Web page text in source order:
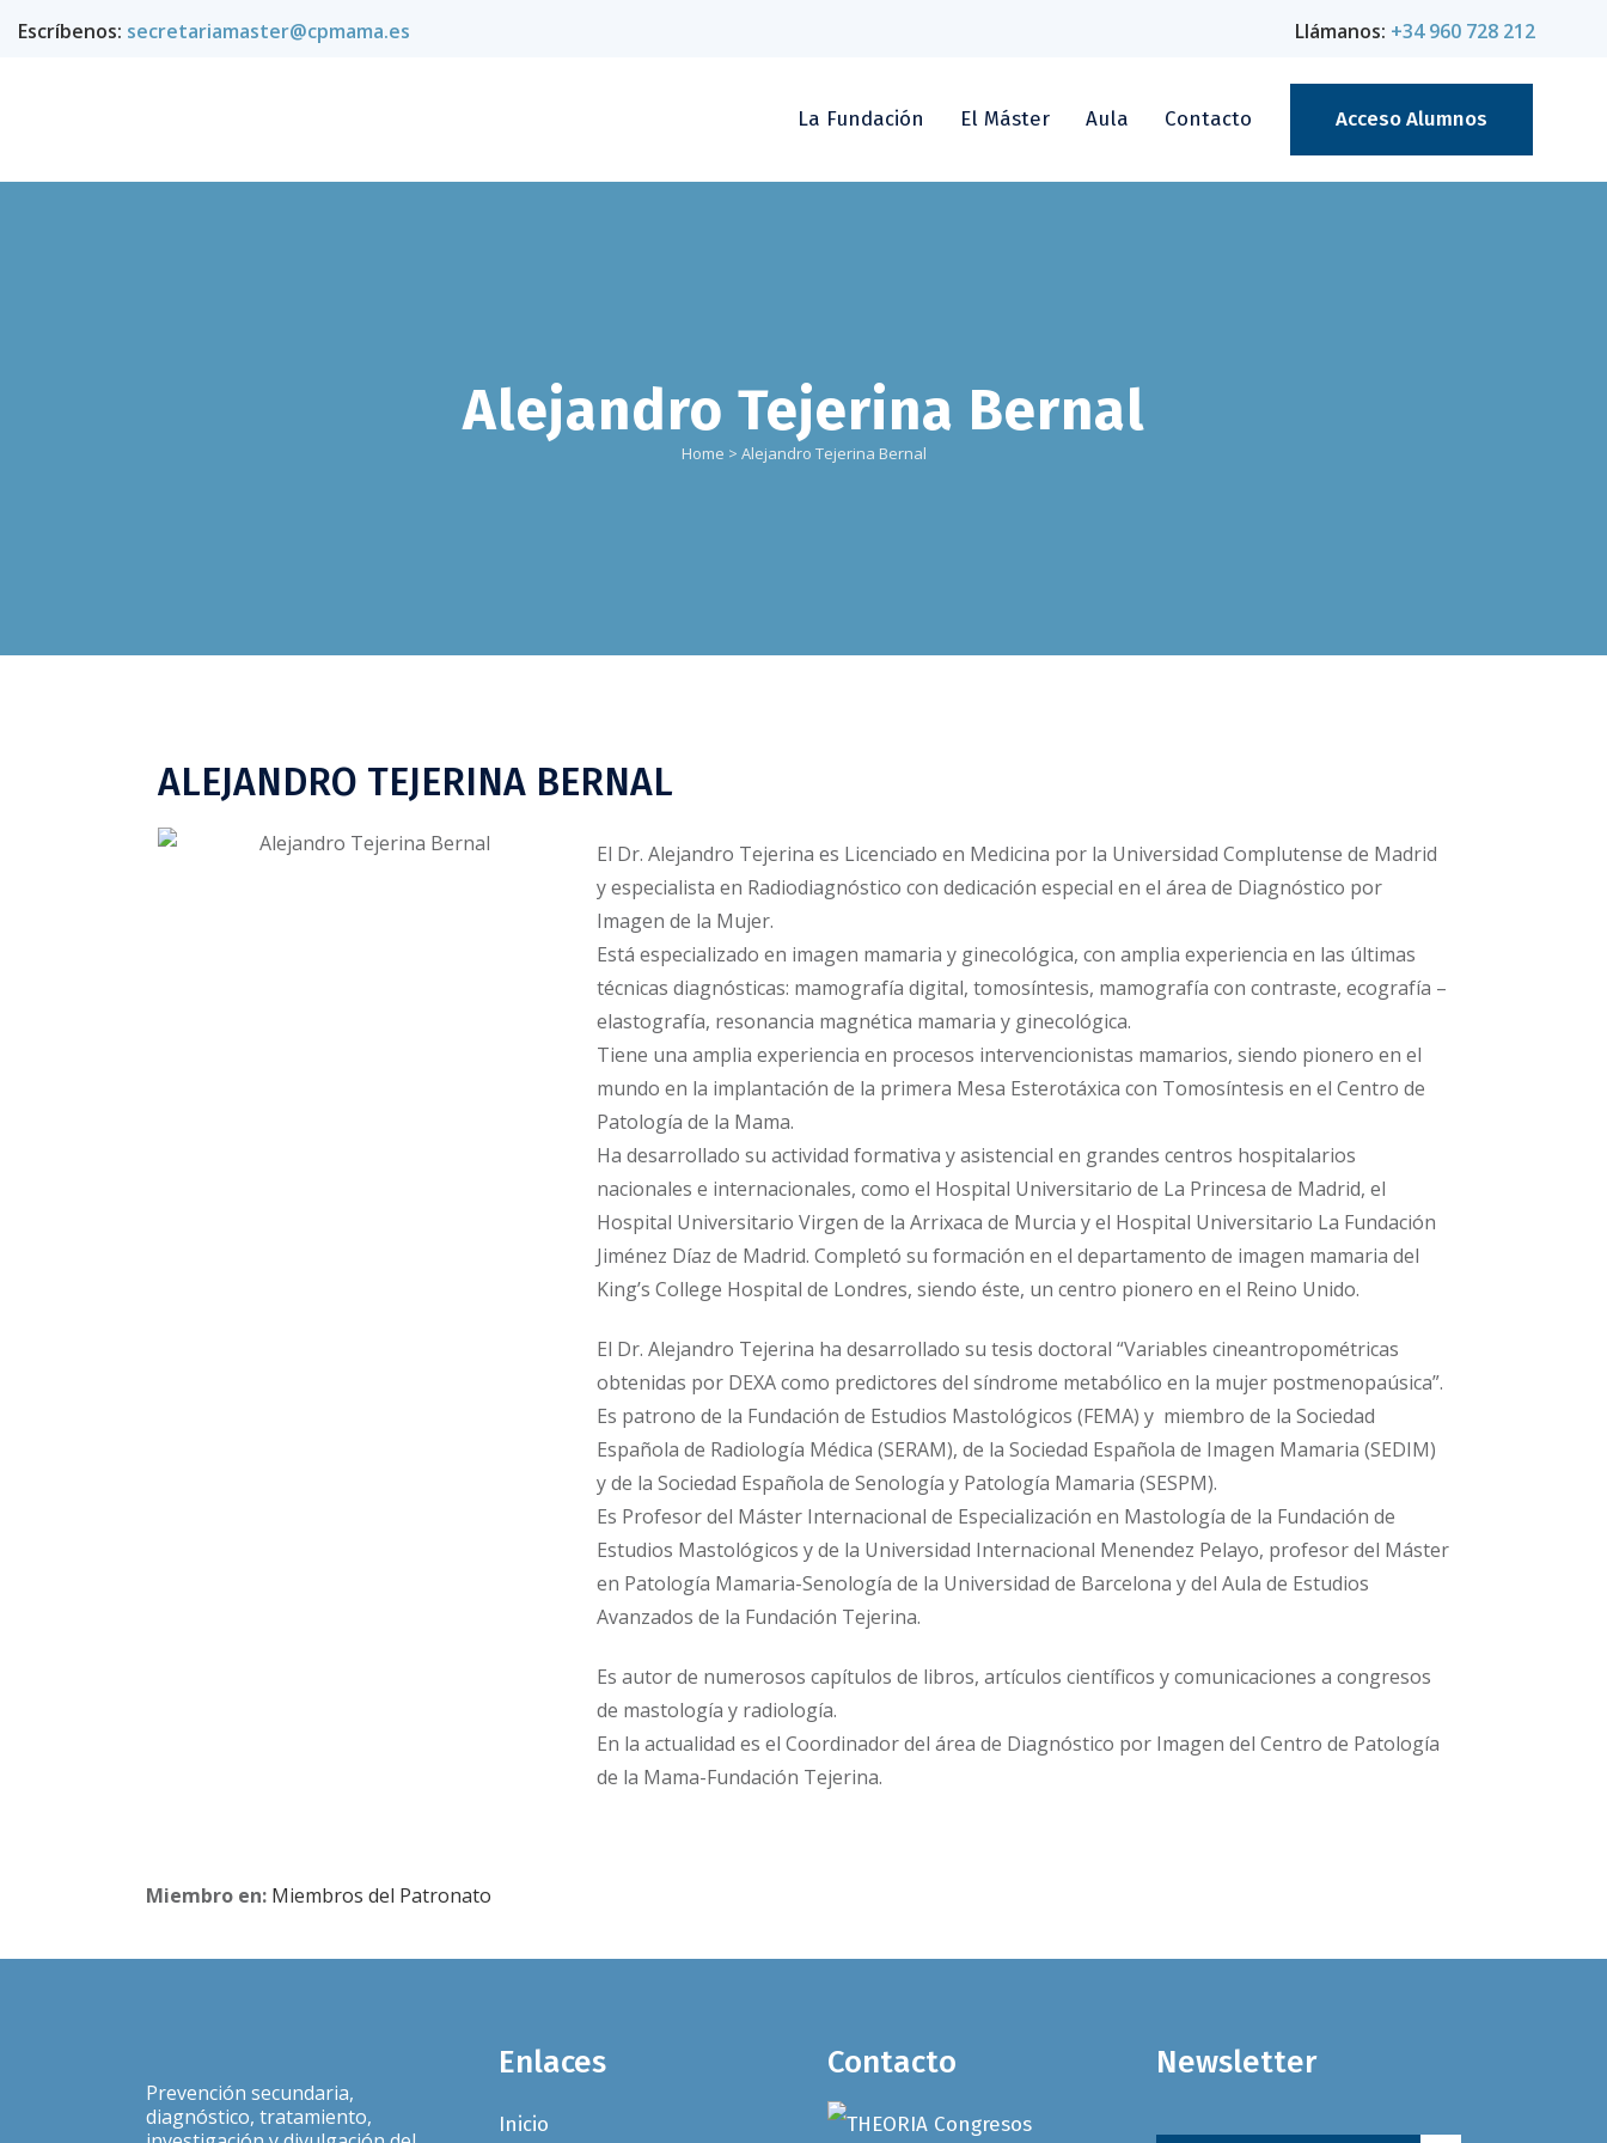
Escríbenos: secretariamaster@cpmama.es Llámanos: +34 960 728 212
Acceso Alumnos
La Fundación El Máster Aula Contacto
Alejandro Tejerina Bernal
Home > Alejandro Tejerina Bernal
ALEJANDRO TEJERINA BERNAL
El Dr. Alejandro Tejerina es Licenciado en Medicina por la Universidad Complutense de Madrid
y especialista en Radiodiagnóstico con dedicación especial en el área de Diagnóstico por
Imagen de la Mujer.
Está especializado en imagen mamaria y ginecológica, con amplia experiencia en las últimas
técnicas diagnósticas: mamografía digital, tomosíntesis, mamografía con contraste, ecografía –
elastografía, resonancia magnética mamaria y ginecológica.
Tiene una amplia experiencia en procesos intervencionistas mamarios, siendo pionero en el
mundo en la implantación de la primera Mesa Esterotáxica con Tomosíntesis en el Centro de
Patología de la Mama.
Ha desarrollado su actividad formativa y asistencial en grandes centros hospitalarios
nacionales e internacionales, como el Hospital Universitario de La Princesa de Madrid, el
Hospital Universitario Virgen de la Arrixaca de Murcia y el Hospital Universitario La Fundación
Jiménez Díaz de Madrid. Completó su formación en el departamento de imagen mamaria del
King’s College Hospital de Londres, siendo éste, un centro pionero en el Reino Unido.
El Dr. Alejandro Tejerina ha desarrollado su tesis doctoral “Variables cineantropométricas
obtenidas por DEXA como predictores del síndrome metabólico en la mujer postmenopaúsica”.
Es patrono de la Fundación de Estudios Mastológicos (FEMA) y miembro de la Sociedad
Española de Radiología Médica (SERAM), de la Sociedad Española de Imagen Mamaria (SEDIM)
y de la Sociedad Española de Senología y Patología Mamaria (SESPM).
Es Profesor del Máster Internacional de Especialización en Mastología de la Fundación de
Estudios Mastológicos y de la Universidad Internacional Menendez Pelayo, profesor del Máster
en Patología Mamaria-Senología de la Universidad de Barcelona y del Aula de Estudios
Avanzados de la Fundación Tejerina.
Es autor de numerosos capítulos de libros, artículos científicos y comunicaciones a congresos
de mastología y radiología.
En la actualidad es el Coordinador del área de Diagnóstico por Imagen del Centro de Patología
de la Mama-Fundación Tejerina.
Miembro en: Miembros del Patronato
Prevención secundaria,
diagnóstico, tratamiento,
Enlaces
Inicio
Contacto Newsletter